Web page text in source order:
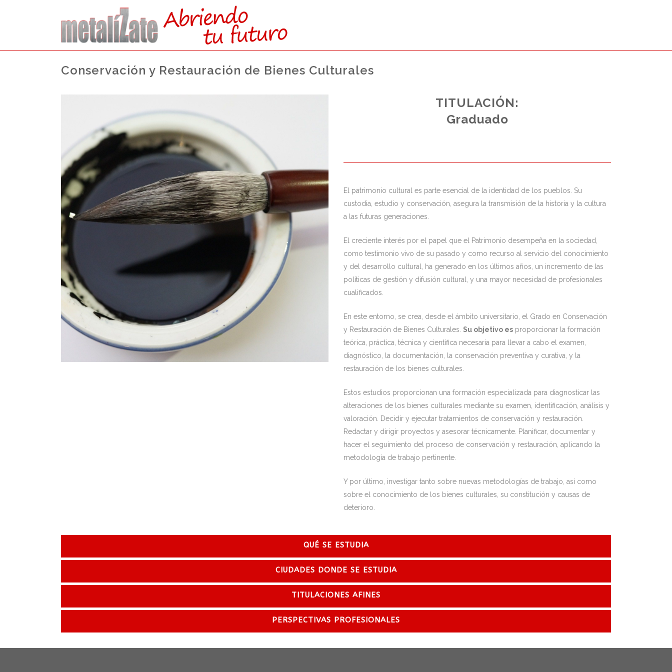
Conservación y Restauración de Bienes Culturales
DESDE FP (GRADO SUPERIOR)
Actualmente no existe cupo de plazas reservadas para esta vía de
acceso,
se accede por el cupo general junto a los de Bachillerato.
TITULACIÓN:
Graduado
El patrimonio cultural es parte esencial de la identidad de los pueblos. Su
custodia, estudio y conservación, asegura la transmisión de la historia y la cultura
a las futuras generaciones.
El creciente interés por el papel que el Patrimonio desempeña en la sociedad,
como testimonio vivo de su pasado y como recurso al servicio del conocimiento
y del desarrollo cultural, ha generado en los últimos años, un incremento de las
políticas de gestión y difusión cultural, y una mayor necesidad de profesionales
cualificados.
En este entorno, se crea, desde el ámbito universitario, el Grado en Conservación
y Restauración de Bienes Culturales. Su objetivo es proporcionar la formación
teórica, práctica, técnica y científica necesaria para llevar a cabo el examen,
diagnóstico, la documentación, la conservación preventiva y curativa, y la
restauración de los bienes culturales.
Estos estudios proporcionan una formación especializada para diagnosticar las
alteraciones de los bienes culturales mediante su examen, identificación, análisis y
valoración. Decidir y ejecutar tratamientos de conservación y restauración.
Redactar y dirigir proyectos y asesorar técnicamente. Planificar, documentar y
hacer el seguimiento del proceso de conservación y restauración, aplicando la
metodología de trabajo pertinente.
Y por último, investigar tanto sobre nuevas metodologías de trabajo, así como
sobre el conocimiento de los bienes culturales, su constitución y causas de
deterioro.
QUÉ SE ESTUDIA
CIUDADES DONDE SE ESTUDIA
TITULACIONES AFINES
PERSPECTIVAS PROFESIONALES